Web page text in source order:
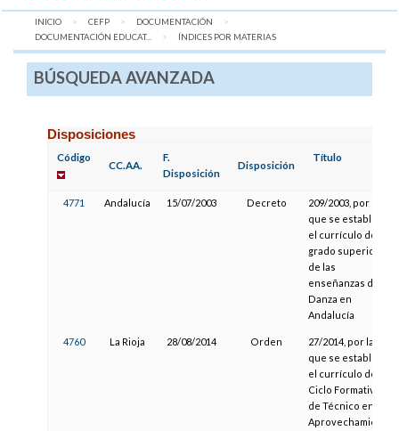
INICIO CEFP
DOCUMENTACIÓN
DOCUMENTACIÓN EDUCAT...
AQUÍ:
ÍNDICES POR MATERIAS
BÚSQUEDA AVANZADA
Disposiciones
Código
CC.AA.
F.
Disposición
Disposición
Título
4771 Andalucía 15/07/2003 Decreto
209/2003, por el
que se establece
el currículo del
grado superior
de las
enseñanzas de
Danza en
Andalucía
4760 La Rioja 28/08/2014 Orden
27/2014, por la
que se establece
el currículo del
Ciclo Formativo
de Técnico en
Aprovechamiento